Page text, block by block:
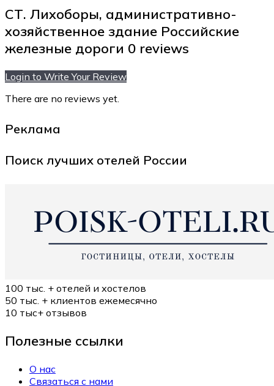
СТ. Лихоборы, административно-
хозяйственное здание Российские
железные дороги 0 reviews
Login to Write Your Review
There are no reviews yet.
Реклама
Поиск лучших отелей России
100 тыс. + отелей и хостелов
50 тыс. + клиентов ежемесячно
10 тыс+ отзывов
Полезные ссылки
О нас
Связаться с нами